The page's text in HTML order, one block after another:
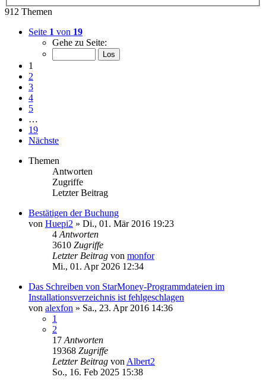
912 Themen
Seite 1 von 19
Gehe zu Seite:
1
2
3
4
5
…
19
Nächste
Themen
Antworten
Zugriffe
Letzter Beitrag
Bestätigen der Buchung
von Huepi2 » Di., 01. Mär 2016 19:23
4 Antworten
3610 Zugriffe
Letzter Beitrag von monfor
Mi., 01. Apr 2026 12:34
Das Schreiben von StarMoney-Programmdateien im
Installationsverzeichnis ist fehlgeschlagen
von alexfon » Sa., 23. Apr 2016 14:36
1
2
17 Antworten
19368 Zugriffe
Letzter Beitrag von Albert2
So., 16. Feb 2025 15:38